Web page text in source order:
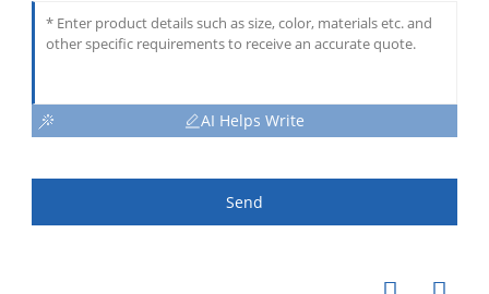
AI Helps Write
Send